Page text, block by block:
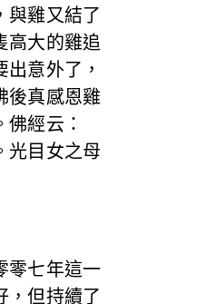
與雞又結了
高大的雞追
意外了，
後真感恩雞
經云：
光目女之母
零七年這一
，但持續了